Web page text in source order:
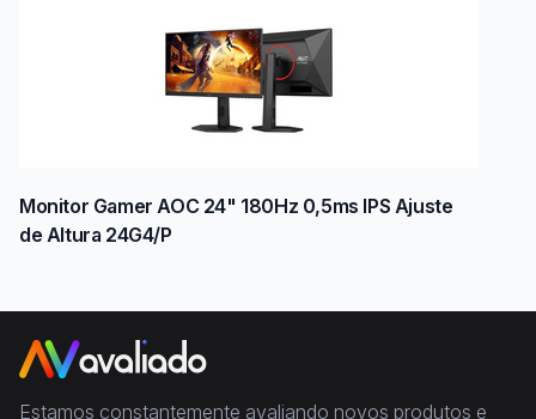
Monitor Gamer AOC 24" 180Hz 0,5ms IPS Ajuste
de Altura 24G4/P
Estamos constantemente avaliando novos produtos e